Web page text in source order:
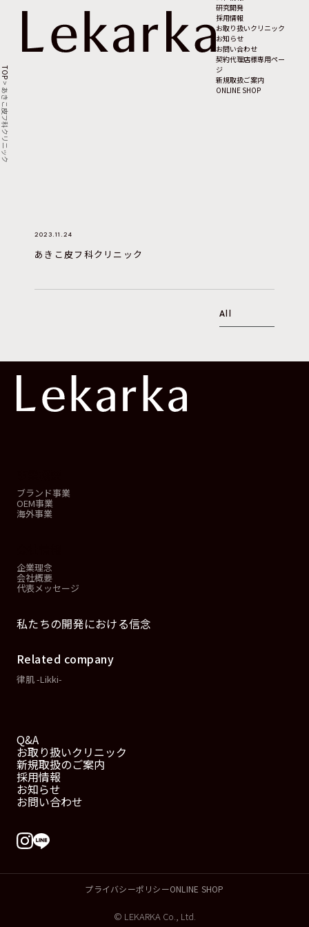
研究開発
採用情報
お取り扱いクリニック
お知らせ
お問い合わせ
契約代理店様専用ペー
ジ
新規取扱ご案内
ONLINE SHOP
TOP
>
あきこ皮フ科クリニック
2023.11.24
あきこ皮フ科クリニック
All
ブランド事業
OEM事業
海外事業
企業理念
会社概要
代表メッセージ
私たちの開発における信念
Related company
律肌 -Likki-
Q&A
お取り扱いクリニック
新規取扱のご案内
採用情報
お知らせ
お問い合わせ
プライバシーポリシーONLINE SHOP
© LEKARKA Co., Ltd.